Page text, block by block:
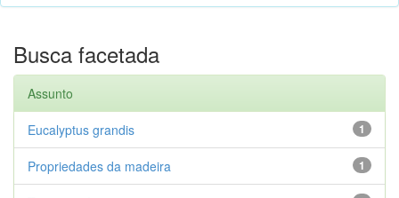
Busca facetada
Assunto
1
Eucalyptus grandis
1
Propriedades da madeira